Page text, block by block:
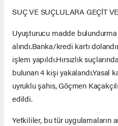
SUÇ VE SUÇLULARA GEÇİT
Uyuşturucu madde
alındı.Banka/kredi kartı
işlem yapıldı.Hırsızlık
bulunan 4 kişi yakalandı.Yasal
uyruklu şahıs, Göçmen
edildi.
Yetkililer, bu tür uygulamaların